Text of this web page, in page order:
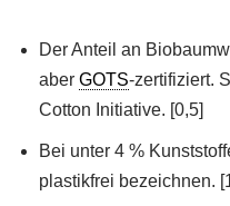
Der Anteil an
aber GOTS-zertifiziert.
Cotton Initiative. [0,5]
Bei unter 4 %
plastikfrei bezeichnen.